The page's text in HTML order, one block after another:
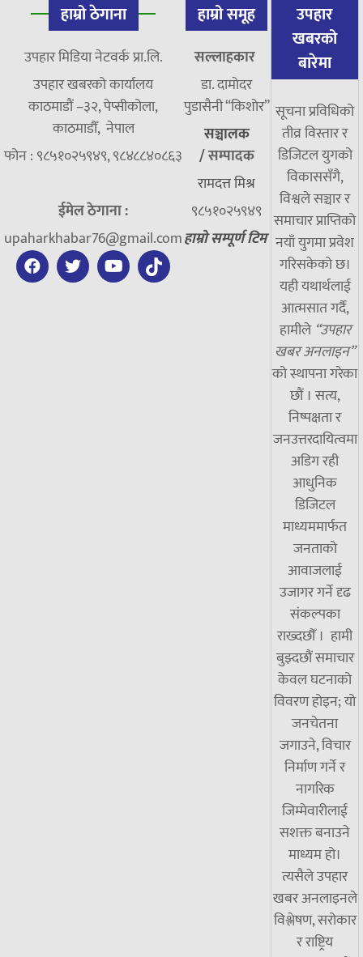
हाम्रो ठेगाना
उपहार मिडिया नेटवर्क प्रा.लि.
उपहार खबरको कार्यालय
काठमाडौं –३२, पेप्सीकोला,
काठमाडौँ, नेपाल
फोन : ९८५१०२५९४९, ९८४८८४०८६३
ईमेल ठेगाना :
upaharkhabar76@gmail.com
हाम्रो समूह
सल्लाहकार
डा. दामाेदर
पुडासैनी “किशाेर”
सञ्चालक
/सम्पादक
रामदत्त मिश्र
९८५१०२५९४९
हाम्रो सम्पूर्ण टिम
उपहार
खबरको
बारेमा
सूचना प्रविधिको
तीव्र विस्तार र
डिजिटल युगको
विकाससँगै,
विश्वले सञ्चार र
समाचार प्राप्तिको
नयाँ युगमा प्रवेश
गरिसकेको छ।
यही यथार्थलाई
आत्मसात गर्दै,
हामीले “उपहार
खबर अनलाइन”
को स्थापना गरेका
छौं । सत्य,
निष्पक्षता र
जनउत्तरदायित्वमा
अडिग रही
आधुनिक
डिजिटल
माध्यममार्फत
जनताको
आवाजलाई
उजागर गर्ने दृढ
संकल्पका
राख्दछौँ । हामी
बुझ्दछौं समाचार
केवल घटनाको
विवरण होइन; यो
जनचेतना
जगाउने, विचार
निर्माण गर्ने र
नागरिक
जिम्मेवारीलाई
सशक्त बनाउने
माध्यम हो।
त्यसैले उपहार
खबर अनलाइनले
विश्लेषण, सरोकार
र राष्ट्रिय